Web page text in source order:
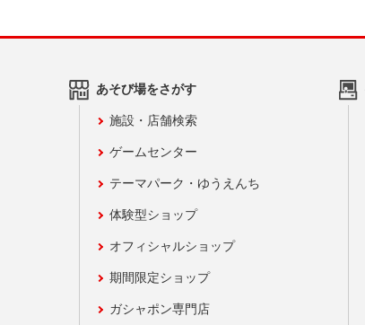
あそび場をさがす
施設・店舗検索
ゲームセンター
テーマパーク・ゆうえんち
体験型ショップ
オフィシャルショップ
期間限定ショップ
ガシャポン専門店